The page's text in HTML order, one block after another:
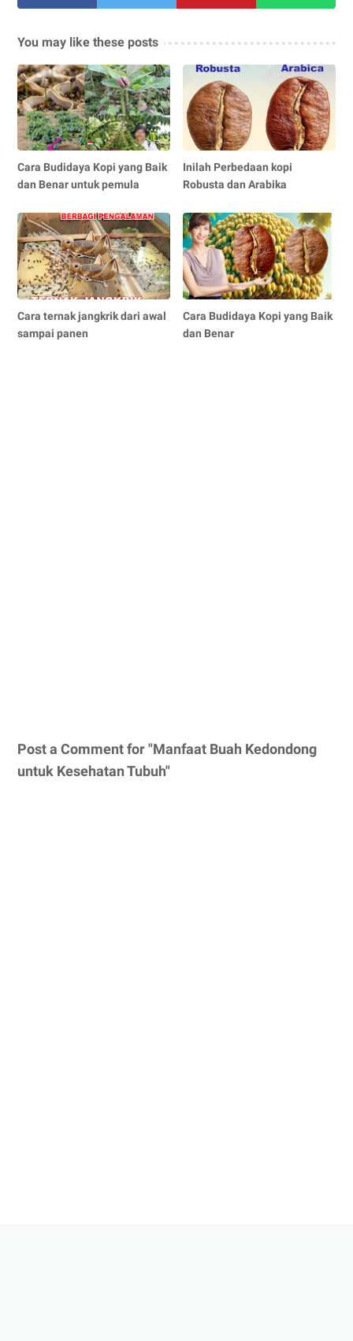
You may like these posts
Cara Budidaya Kopi yang Baik
dan Benar untuk pemula
Inilah Perbedaan kopi
Robusta dan Arabika
Cara ternak jangkrik dari awal
sampai panen
Cara Budidaya Kopi yang Baik
dan Benar
Post a Comment for "Manfaat Buah Kedondong
untuk Kesehatan Tubuh"